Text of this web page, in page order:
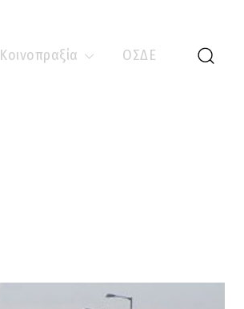
Κοινοπραξία ΟΣΔΕ